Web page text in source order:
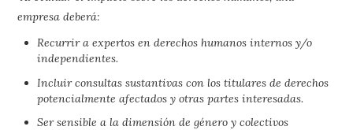
empresa deberá:
Recurrir a expertos en derechos humanos internos y/o
independientes.
Incluir consultas sustantivas con los titulares de derechos
potencialmente afectados y otras partes interesadas.
Ser sensible a la dimensión de género y colectivos